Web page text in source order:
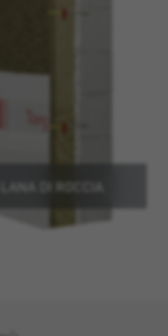
DI ROCCIA